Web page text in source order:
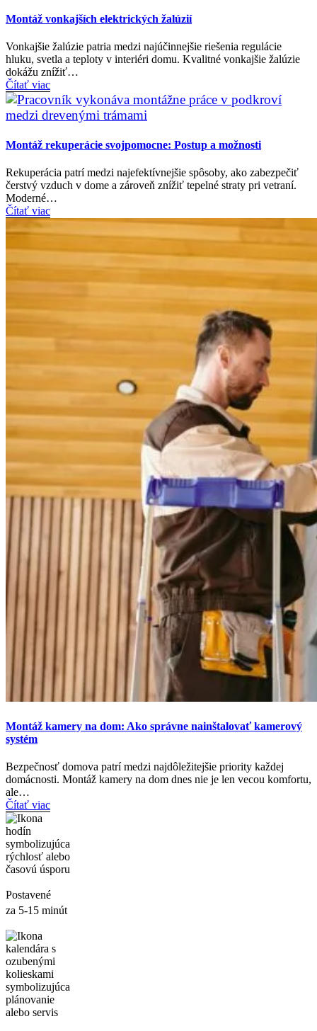
Montáž vonkajších elektrických žalúzií
Vonkajšie žalúzie patria medzi najúčinnejšie riešenia regulácie
hluku, svetla a teploty v interiéri domu. Kvalitné vonkajšie žalúzie
dokážu znížiť…
Čítať viac
Montáž rekuperácie svojpomocne: Postup a možnosti
Rekuperácia patrí medzi najefektívnejšie spôsoby, ako zabezpečiť
čerstvý vzduch v dome a zároveň znížiť tepelné straty pri vetraní.
Moderné…
Čítať viac
Montáž kamery na dom: Ako správne nainštalovať kamerový
systém
Bezpečnosť domova patrí medzi najdôležitejšie priority každej
domácnosti. Montáž kamery na dom dnes nie je len vecou komfortu,
ale…
Čítať viac
Postavené
za 5-15 minút